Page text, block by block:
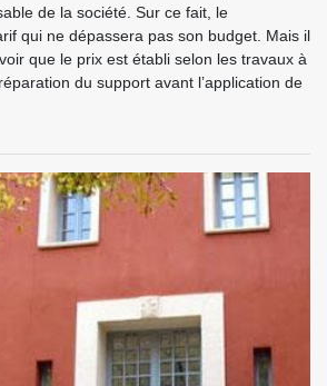
de la société. Sur ce fait, le
qui ne dépassera pas son budget. Mais il
que le prix est établi selon les travaux à
du support avant l’application de